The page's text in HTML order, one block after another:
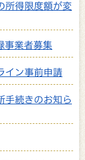
所得限度額が変
事業者募集
イン事前申請
手続きのお知ら